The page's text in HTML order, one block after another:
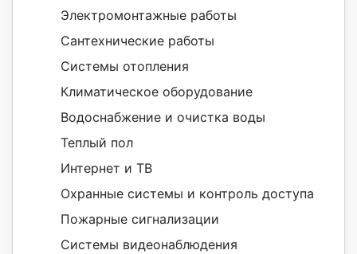
Электромонтажные работы
Сантехнические работы
Системы отопления
Климатическое оборудование
Водоснабжение и очистка воды
Теплый пол
Интернет и ТВ
Охранные системы и контроль доступа
Пожарные сигнализации
Системы видеонаблюдения